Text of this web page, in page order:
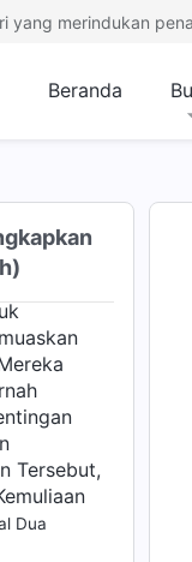
yang merindukan
Beranda
Tersebut,
Satu
Tersebut,
Dua